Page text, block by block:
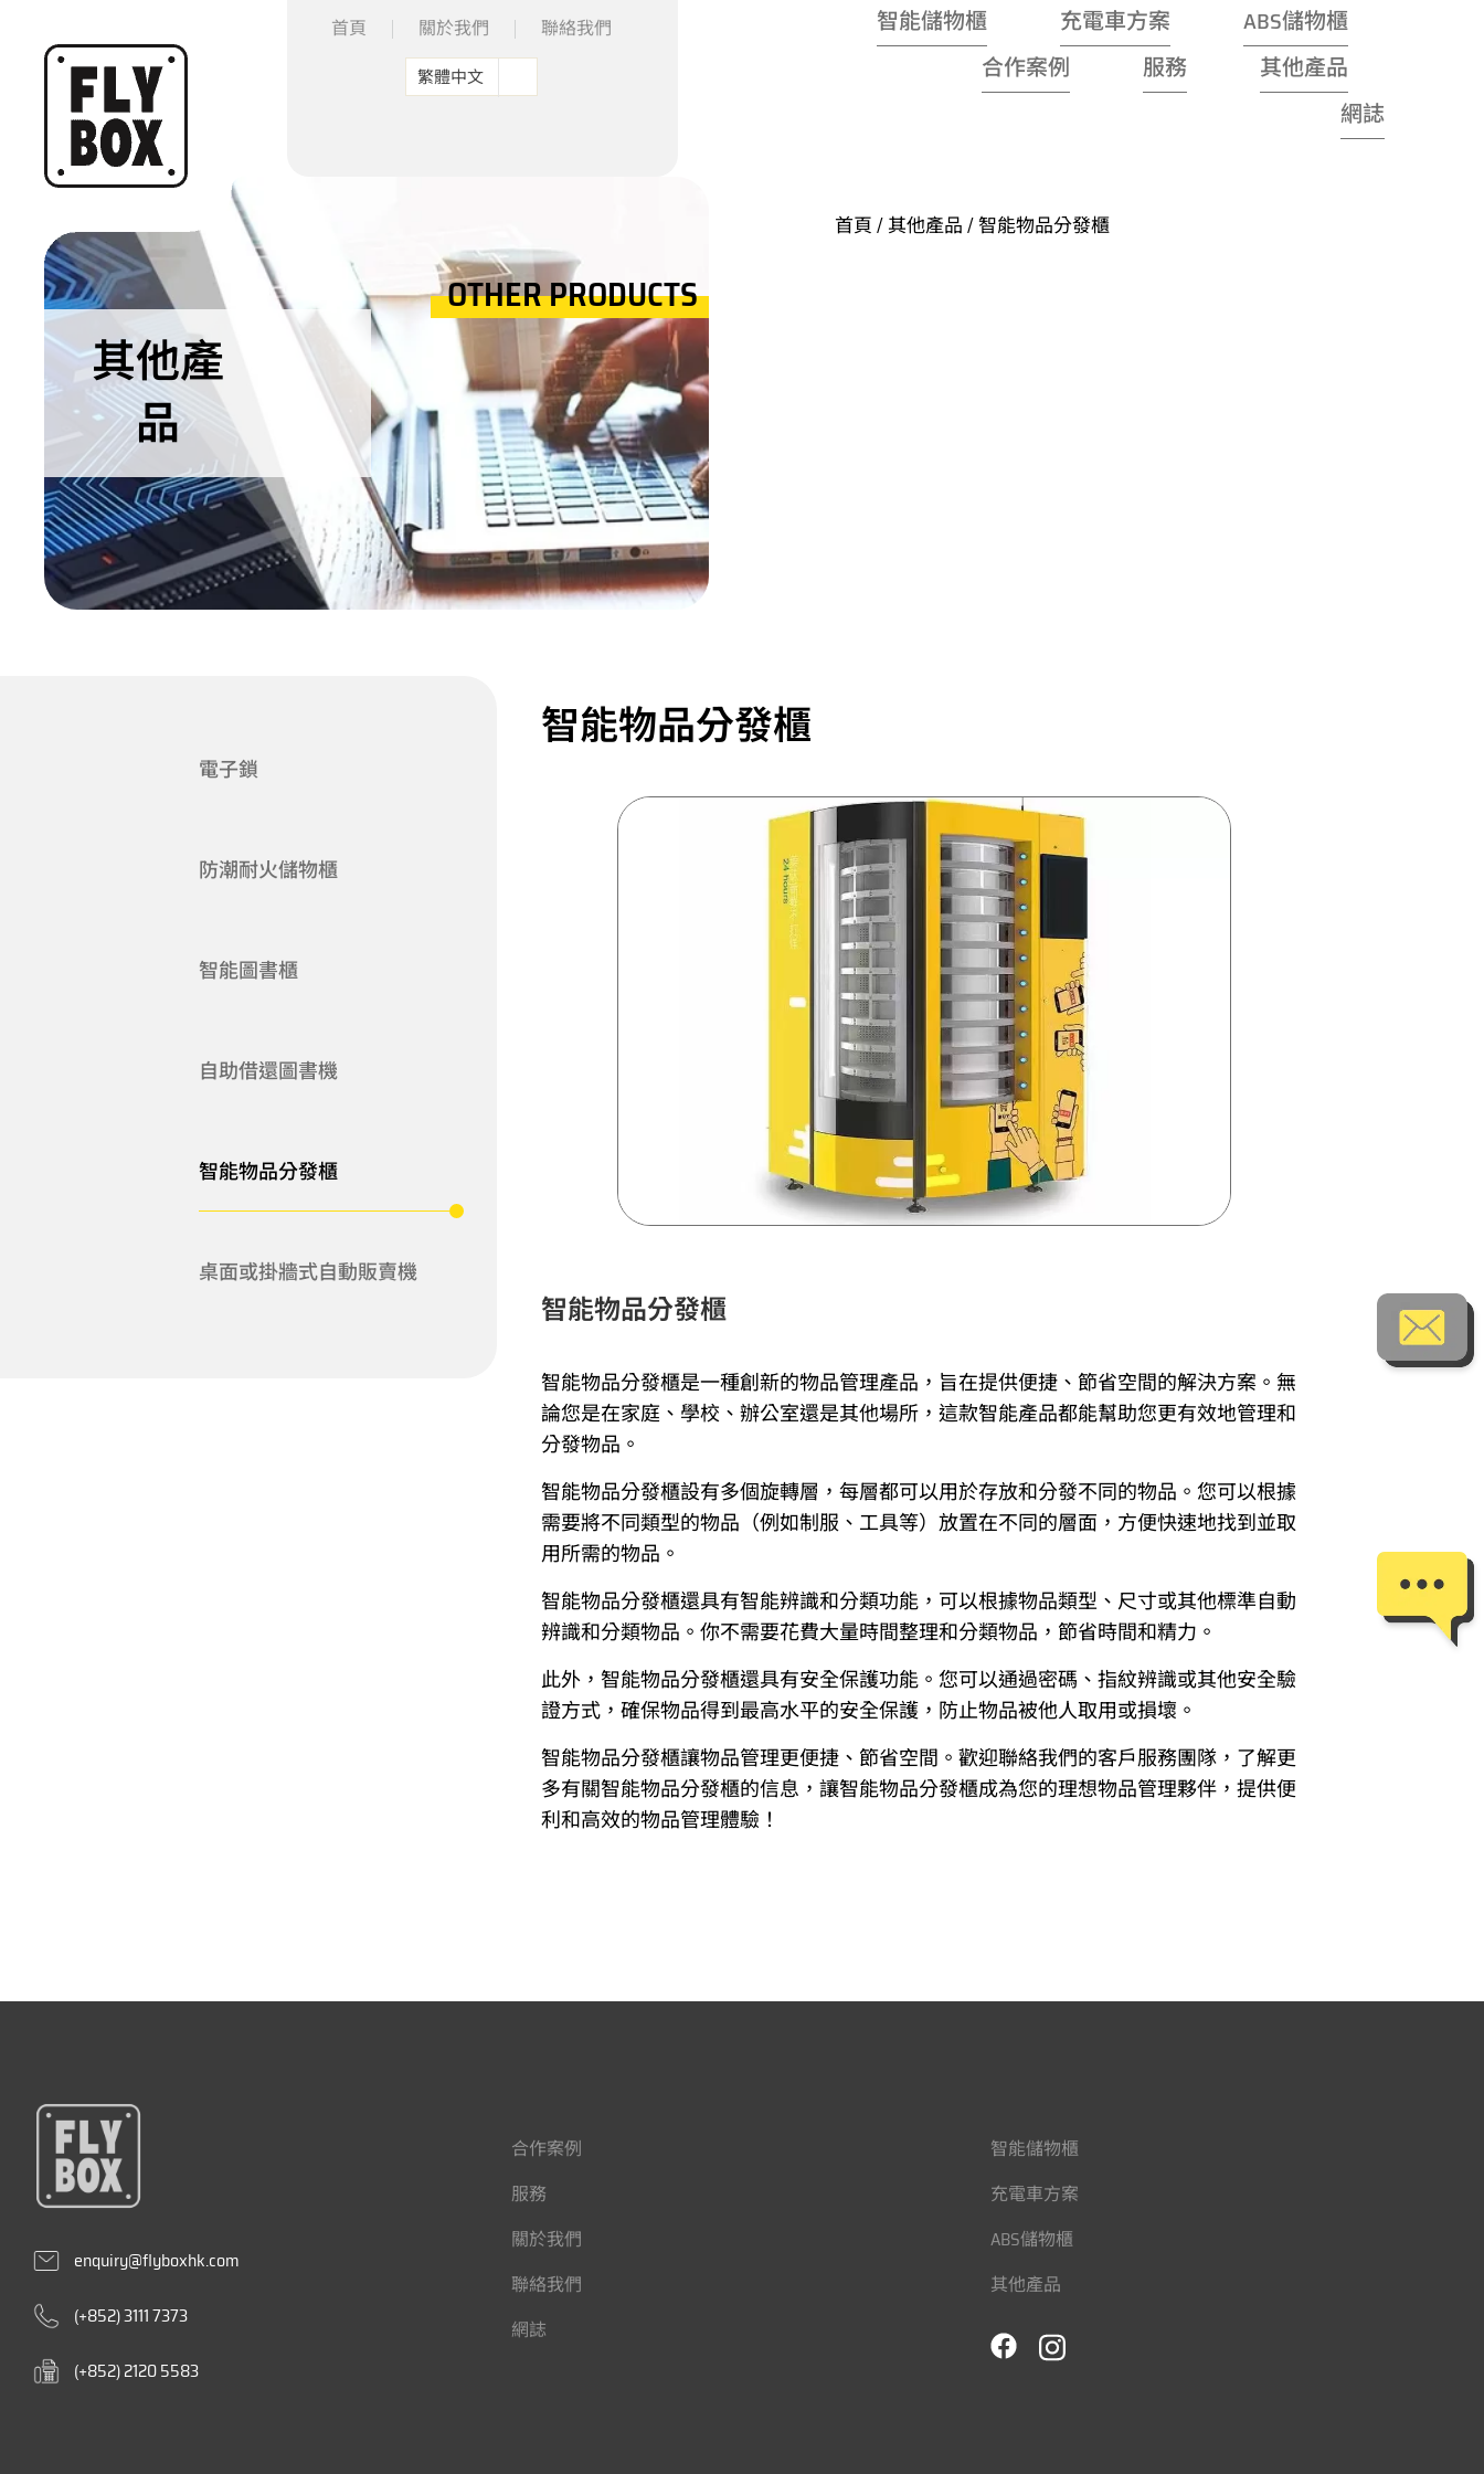
首頁 關於我們 聯絡我們
繁體中文
智能儲物櫃 充電車方案
ABS儲物櫃
合作案例
服務
其他產品
網誌
其他產
品
OTHER PRODUCTS
首頁/其他產品/ 智能物品分發櫃
電子鎖
防潮耐火儲物櫃
智能圖書櫃
自助借還圖書機
智能物品分發櫃
桌面或掛牆式自動販賣機
智能物品分發櫃
智能物品分發櫃
智能物品分發櫃是一種創新的物品管理產品，旨在提供便捷、節省空間的解決方案。無
論您是在家庭、學校、辦公室還是其他場所，這款智能產品都能幫助您更有效地管理和
分發物品。
智能物品分發櫃設有多個旋轉層，每層都可以用於存放和分發不同的物品。您可以根據
需要將不同類型的物品（例如制服、工具等）放置在不同的層面，方便快速地找到並取
用所需的物品。
智能物品分發櫃還具有智能辨識和分類功能，可以根據物品類型、尺寸或其他標準自動
辨識和分類物品。你不需要花費大量時間整理和分類物品，節省時間和精力。
此外，智能物品分發櫃還具有安全保護功能。您可以通過密碼、指紋辨識或其他安全驗
證方式，確保物品得到最高水平的安全保護，防止物品被他人取用或損壞。
智能物品分發櫃讓物品管理更便捷、節省空間。歡迎聯絡我們的客戶服務團隊，了解更
多有關智能物品分發櫃的信息，讓智能物品分發櫃成為您的理想物品管理夥伴，提供便
利和高效的物品管理體驗！
enquiry@flyboxhk.com
(+852) 3111 7373
(+852) 2120 5583
合作案例
服務
關於我們
聯絡我們
網誌
智能儲物櫃
充電車方案
ABS儲物櫃
其他產品